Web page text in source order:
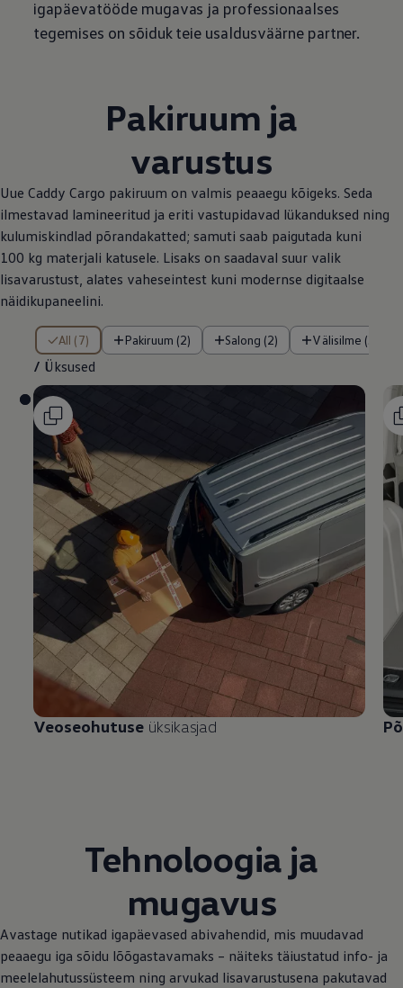
igapäevatööde mugavas ja professionaalses
tegemises on sõiduk teie usaldusväärne partner.
Pakiruum ja
varustus
Uue Caddy Cargo pakiruum on valmis peaaegu kõigeks. Seda
ilmestavad lamineeritud ja eriti vastupidavad lükanduksed ning
kulumiskindlad põrandakatted; samuti saab paigutada kuni
100 kg materjali katusele. Lisaks on saadaval suur valik
lisavarustust, alates vaheseintest kuni modernse digitaalse
näidikupaneelini.
All (7) Pakiruum (2) Salong (2) Välisilme (3)
/ Üksused
/ Üksused
Veoseohutuseüksikasjad
Tehnoloogia ja
mugavus
Avastage nutikad igapäevased abivahendid, mis muudavad
peaaegu iga sõidu lõõgastavamaks – näiteks täiustatud info- ja
meelelahutussüsteem ning arvukad lisavarustusena pakutavad